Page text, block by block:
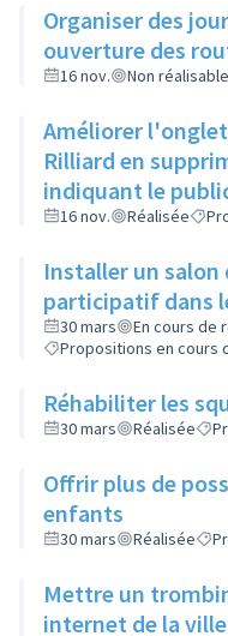
Organiser des
ouverture des
16 nov. Non réalisable
Améliorer
Rilliard en
indiquant le
le numéro de
16 nov. Réalisée
Installer un
participatif dans
30 mars
En cours de
Propositions en cours
Réhabiliter les
30 mars Réalisée
Offrir plus de
enfants
30 mars Réalisée
Mettre un
internet de la ville